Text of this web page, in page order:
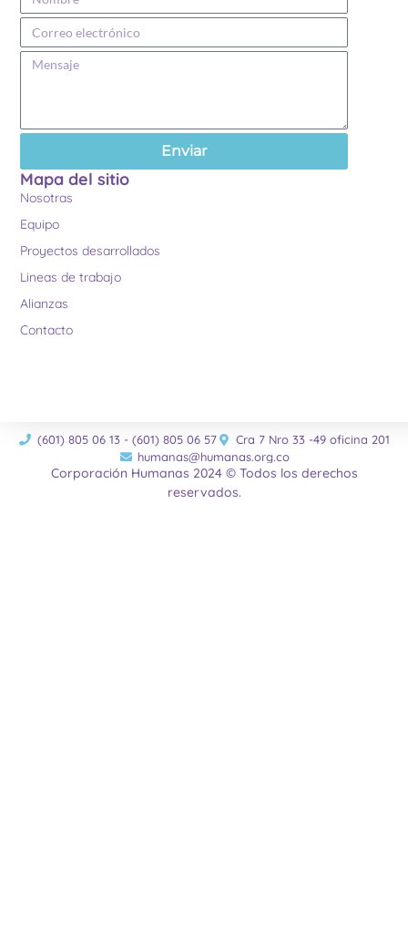
Enviar
Mapa del sitio
Nosotras
Equipo
Proyectos desarrollados
Lineas de trabajo
Alianzas
Contacto
(601) 805 06 13 - (601) 805 06 57
Cra 7 Nro 33 -49 oficina 201
humanas@humanas.org.co
Corporación Humanas 2024 © Todos los derechos
reservados.